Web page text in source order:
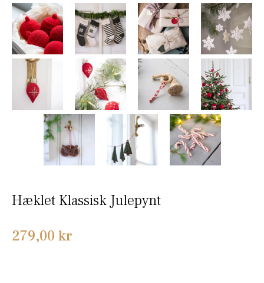
Hæklet Klassisk Julepynt
Normalpris
279,00 kr